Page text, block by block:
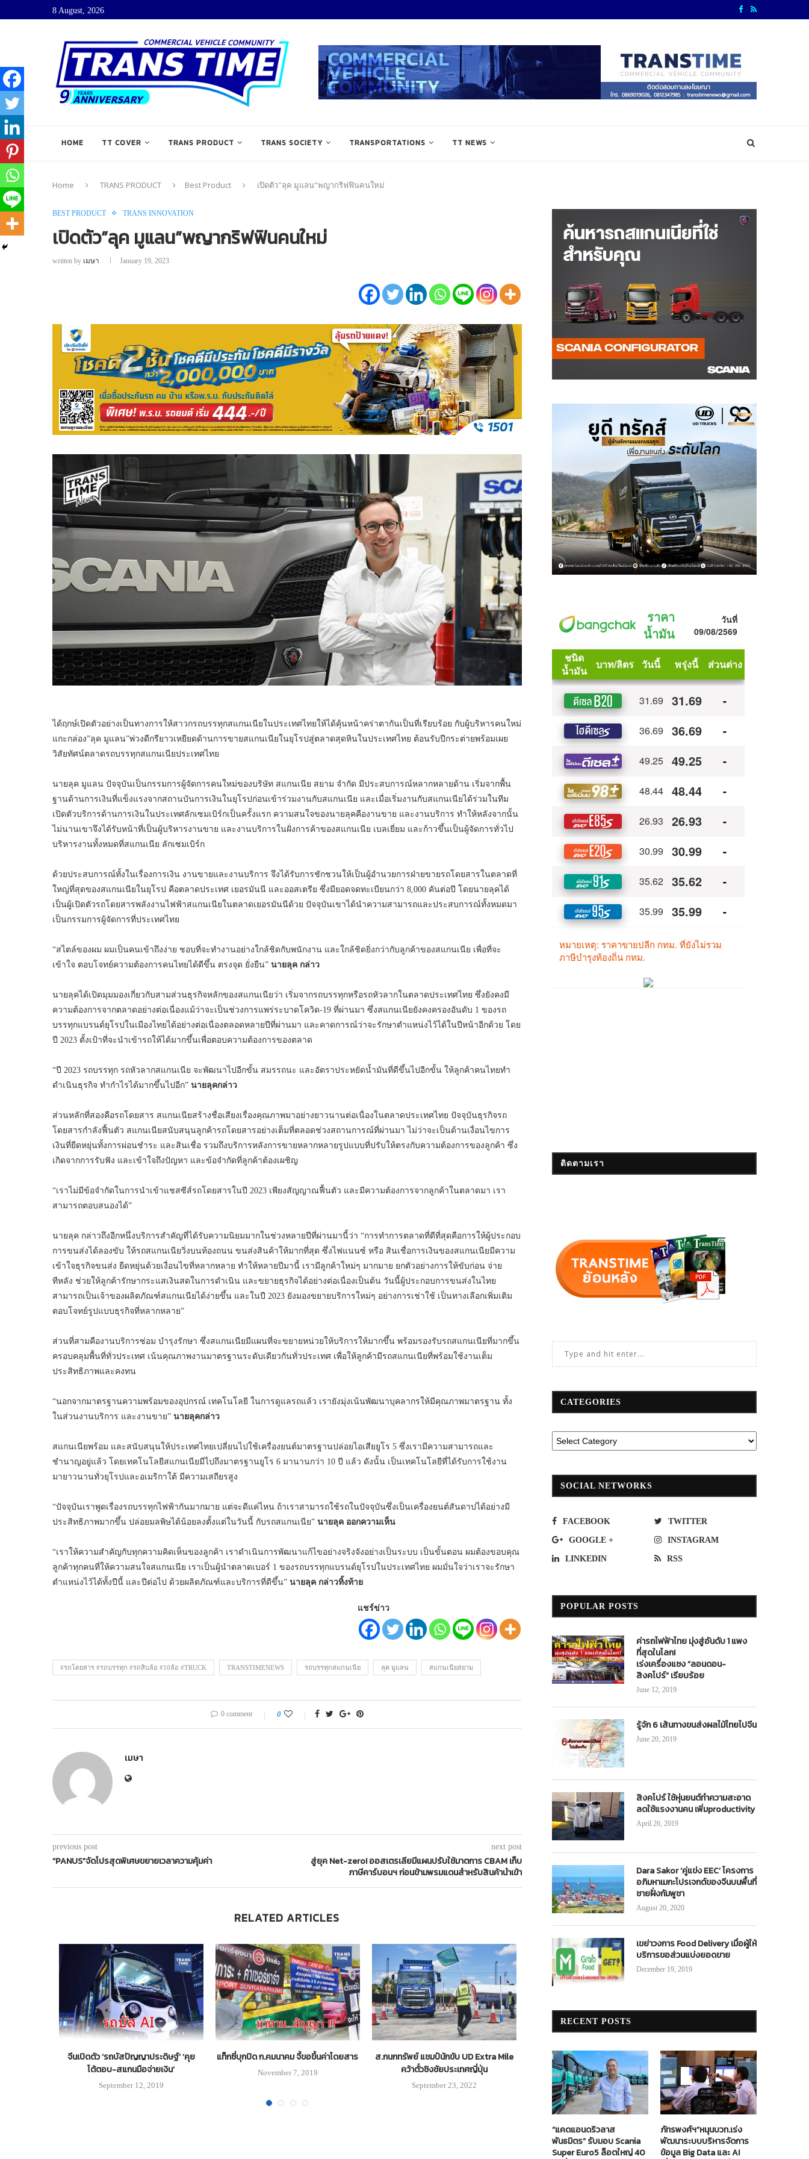
8 August, 2026
HOME TT COVER TRANS PRODUCT TRANS SOCIETY TRANSPORTATIONS TT NEWS
Home TRANS PRODUCT Best Product เปิดตัว”ลุค มูแลน”พญากริฟฟินคนใหม่
BEST PRODUCT TRANS INNOVATION
เปิดตัว”ลุค มูแลน”พญากริฟฟินคนใหม่
written by เมษา January 19, 2023
ได้ฤกษ์เปิดตัวอย่างเป็นทางการให้สาวกรถบรรทุกสแกนเนียในประเทศไทยให้ได้คุ้นหน้าคร่าตากันเป็นที่เรียบร้อย กับผู้บริหารคนใหม่
แกะกล่อง”ลุค มูแลน”พ่วงดีกรียาวเหยียดด้านการขายสแกนเนียในยุโรปสู่ตลาดสุดหินในประเทศไทย ต้อนรับปีกระต่ายพร้อมเผย
วิสัยทัศน์ตลาดรถบรรทุกสแกนเนียประเทศไทย
นายลุค มูแลน ปัจจุบันเป็นกรรมการผู้จัดการคนใหม่ของบริษัท สแกนเนีย สยาม จำกัด มีประสบการณ์หลากหลายด้าน เริ่มจากพื้น
ฐานด้านการเงินที่แข็งแรงจากสถานบันการเงินในยุโรปก่อนเข้าร่วมงานกับสแกนเนีย และเมื่อเริ่มงานกับสแกนเนียได้ร่วมในทีม
เปิดตัวบริการด้านการเงินในประเทศลักเซมเบิร์กเป็นครั้งแรก ความสนใจของนายลุคคืองานขาย และงานบริการ ทำให้หลังจากนั้น
ไม่นานเขาจึงได้รับหน้าที่เป็นผู้บริหารงานขาย และงานบริการในฝั่งการค้าของสแกนเนีย เบลเยี่ยม และก้าวขึ้นเป็นผู้จัดการทั่วไป
บริหารงานทั้งหมดที่สแกนเนีย ลักเซมเบิร์ก
ด้วยประสบการณ์ทั้งในเรื่องการเงิน งานขายและงานบริการ จึงได้รับการชักชวนให้เป็นผู้อำนวยการฝ่ายขายรถโดยสารในตลาดที่
ใหญ่ที่สุดของสแกนเนียในยุโรป คือตลาดประเทศ เยอรมันนี และออสเตรีย ซึ่งมียอดจดทะเบียนกว่า 8,000 คันต่อปี โดยนายลุคได้
เป็นผู้เปิดตัวรถโดยสารพลังงานไฟฟ้าสแกนเนียในตลาดเยอรมันนีด้วย ปัจจุบันเขาได้นำความสามารถและประสบการณ์ทั้งหมดมา
เป็นกรรมการผู้จัดการที่ประเทศไทย
“สไตล์ของผม ผมเป็นคนเข้าถึงง่าย ชอบที่จะทำงานอย่างใกล้ชิดกับพนักงาน และใกล้ชิดยิ่งกว่ากับลูกค้าของสแกนเนีย เพื่อที่จะ
เข้าใจ ตอบโจทย์ความต้องการคนไทยได้ดีขึ้น ตรงจุด ยั่งยืน” นายลุค กล่าว
นายลุคได้เปิดมุมมองเกี่ยวกับสามส่วนธุรกิจหลักของสแกนเนียว่า เริ่มจากรถบรรทุกหรือรถหัวลากในตลาดประเทศไทย ซึ่งยังคงมี
ความต้องการจากตลาดอย่างต่อเนื่องแม้ว่าจะเป็นช่วงการแพร่ระบาดโควิด-19 ที่ผ่านมา ซึ่งสแกนเนียยังคงครองอันดับ 1 ของรถ
บรรทุกแบรนด์ยุโรปในเมืองไทยได้อย่างต่อเนื่องตลอดหลายปีที่ผ่านมา และคาดการณ์ว่าจะรักษาตำแหน่งไว้ได้ในปีหน้าอีกด้วย โดย
ปี 2023 ตั้งเป้าที่จะนำเข้ารถให้ได้มากขึ้นเพื่อตอบความต้องการของตลาด
“ปี 2023 รถบรรทุก รถหัวลากสแกนเนีย จะพัฒนาไปอีกขั้น สมรรถนะ และอัตราประหยัดน้ำมันที่ดีขึ้นไปอีกขั้น ให้ลูกค้าคนไทยทำ
ดำเนินธุรกิจ ทำกำไรได้มากขึ้นไปอีก” นายลุคกล่าว
ส่วนหลักที่สองคือรถโดยสาร สแกนเนียสร้างชื่อเสียงเรื่องคุณภาพมาอย่างยาวนานต่อเนื่องในตลาดประเทศไทย ปัจจุบันธุรกิจรถ
โดยสารกำลังฟื้นตัว สแกนเนียสนับสนุนลูกค้ารถโดยสารอย่างเต็มที่ตลอดช่วงสถานการณ์ที่ผ่านมา ไม่ว่าจะเป็นด้านเงื่อนไขการ
เงินที่ยืดหยุ่นทั้งการผ่อนชำระ และสินเชื่อ รวมถึงบริการหลังการขายหลากหลายรูปแบบที่ปรับให้ตรงกับความต้องการของลูกค้า ซึ่ง
เกิดจากการรับฟัง และเข้าใจถึงปัญหา และข้อจำกัดที่ลูกค้าต้องเผชิญ
“เราไม่มีข้อจำกัดในการนำเข้าแชสซีส์รถโดยสารในปี 2023 เพียงสัญญาณฟื้นตัว และมีความต้องการจากลูกค้าในตลาดมา เรา
สามารถตอบสนองได้”
นายลุค กล่าวถึงอีกหนึ่งบริการสำคัญที่ได้รับความนิยมมากในช่วงหลายปีที่ผ่านมานี้ว่า “การทำการตลาดที่ดีที่สุดคือการให้ผู้ประกอบ
การขนส่งได้ลองขับ ให้รถสแกนเนียวิ่งบนท้องถนน ขนส่งสินค้าให้มากที่สุด ซึ่งไฟแนนซ์ หรือ สินเชื่อการเงินของสแกนเนียมีความ
เข้าใจธุรกิจขนส่ง ยืดหยุ่นด้วยเงื่อนไขที่หลากหลาย ทำให้หลายปีมานี้ เรามีลูกค้าใหม่ๆ มากมาย ยกตัวอย่างการให้ขับก่อน จ่าย
ทีหลัง ช่วยให้ลูกค้ารักษากระแสเงินสดในการดำเนิน และขยายธุรกิจได้อย่างต่อเนื่องเป็นต้น วันนี้ผู้ประกอบการขนส่งในไทย
สามารถเป็นเจ้าของผลิตภัณฑ์สแกนเนียได้ง่ายขึ้น และในปี 2023 ยังมองขยายบริการใหม่ๆ อย่างการเช่าใช้ เป็นทางเลือกเพิ่มเติม
ตอบโจทย์รูปแบบธุรกิจที่หลากหลาย”
ส่วนที่สามคืองานบริการซ่อม บำรุงรักษา ซึ่งสแกนเนียมีแผนที่จะขยายหน่วยให้บริการให้มากขึ้น พร้อมรองรับรถสแกนเนียที่มากขึ้น
ครอบคลุมพื้นที่ทั่วประเทศ เน้นคุณภาพงานมาตรฐานระดับเดียวกันทั่วประเทศ เพื่อให้ลูกค้ามีรถสแกนเนียที่พร้อมใช้งานเต็ม
ประสิทธิภาพและคงทน
“นอกจากมาตรฐานความพร้อมของอุปกรณ์ เทคโนโลยี ในการดูแลรถแล้ว เรายังมุ่งเน้นพัฒนาบุคลากรให้มีคุณภาพมาตรฐาน ทั้ง
ในส่วนงานบริการ และงานขาย” นายลุคกล่าว
สแกนเนียพร้อม และสนับสนุนให้ประเทศไทยเปลี่ยนไปใช้เครื่องยนต์มาตรฐานปล่อยไอเสียยูโร 5 ซึ่งเรามีความสามารถและ
ชำนาญอยู่แล้ว โดยเทคโนโลยีสแกนเนียมีไปถึงมาตรฐานยูโร 6 มานานกว่า 10 ปี แล้ว ดังนั้น เป็นเทคโนโลยีที่ได้รับการใช้งาน
มายาวนานทั่วยุโรปและอเมริกาใต้ มีความเสถียรสูง
“ปัจจุบันเราพูดเรื่องรถบรรทุกไฟฟ้ากันมากมาย แต่จะดีแค่ไหน ถ้าเราสามารถใช้รถในปัจจุบันซึ่งเป็นเครื่องยนต์สันดาปได้อย่างมี
ประสิทธิภาพมากขึ้น ปล่อยมลพิษได้น้อยลงตั้งแต่ในวันนี้ กับรถสแกนเนีย” นายลุค ออกความเห็น
“เราให้ความสำคัญกับทุกความคิดเห็นของลูกค้า เราดำเนินการพัฒนาแก้ไขอย่างจริงจังอย่างเป็นระบบ เป็นขั้นตอน ผมต้องขอบคุณ
ลูกค้าทุกคนที่ให้ความสนใจสแกนเนีย เราเป็นผู้นำตลาดเบอร์ 1 ของรถบรรทุกแบรนด์ยุโรปในประเทศไทย ผมมั่นใจว่าเราจะรักษา
ตำแหน่งไว้ได้ทั้งปีนี้ และปีต่อไป ด้วยผลิตภัณฑ์และบริการที่ดีขึ้น” นายลุค กล่าวทิ้งท้าย
แชร์ข่าว
#รถโดยสาร #รถบรรทุก #รถสิบล้อ #10ล้อ #TRUCK TRANSTIMENEWS รถบรรทุกสแกนเนีย ลุค มูแลน สแกนเนียสยาม
0 comment 0
เมษา
previous post
“PANUS”จัดโปรสุดพิเศษขยายเวลาความคุ้มค่า
next post
สู่ยุค Net-zero! ออสเตรเลียมีแผนปรับใช้มาตการ CBAM เก็บ
ภาษีคาร์บอนฯ ก่อนข้ามพรมแดนสำหรับสินค้านำเข้า
RELATED ARTICLES
จีนเปิดตัว ‘รถบัสปัญญาประดิษฐ์’ ‘คุย
โต้ตอบ-สแกนมือจ่ายเงิน’
September 12, 2019
แท็กซี่บุกปิด ก.คมนาคม จี้ขอขึ้นค่าโดยสาร
November 7, 2019
ส.กนกทรัพย์ แชมป์นักขับ UD Extra Mile
คว้าตั๋วชิงชัยประเทศญี่ปุ่น
September 23, 2022
“อยุธยานฤมิตร”เพิ่มบัสสแกนเนีย 13 คัน
มูลค่า 60 ล้านส่งพนักงานโรงงาน
March 4, 2022
MAN มอบ 3 วารันตีรถบรรทุก หวัง
ขนส่งไทยเลือกซื้อเข้าฟลีท
November 11, 2020
ติดตามเรา
CATEGORIES
SOCIAL NETWORKS
FACEBOOK TWITTER
GOOGLE + INSTAGRAM
LINKEDIN RSS
POPULAR POSTS
ค่ารถไฟฟ้าไทย มุ่งสู่อันดับ 1 แพง
ที่สุดในโลก!
เร่งเครื่องแซง “ลอนดอน-
สิงคโปร์” เรียบร้อย
June 12, 2019
รู้จัก 6 เส้นทางขนส่งผลไม้ไทยไปจีน
June 20, 2019
สิงคโปร์ ใช้หุ่นยนต์ทำความสะอาด
ลดใช้แรงงานคน เพิ่มproductivity
April 26, 2019
Dara Sakor ‘คู่แข่ง EEC’ โครงการ
อภิมหาเมกะโปรเจกต์ของจีนบนพื้นที่
ชายฝั่งกัมพูชา
August 20, 2020
เขย่าวงการ Food Delivery เมื่อผู้ให้
บริการขอส่วนแบ่งยอดขาย
December 19, 2019
RECENT POSTS
“แคดแอนดริวลาส
พันธมิตร” รับมอบ Scania
Super Euro5 ล็อตใหญ่ 40
ภัทรพงศ์ฯ”หนุนบวท.เร่ง
พัฒนาระบบบริหารจัดการ
ข้อมูล Big Data และ AI